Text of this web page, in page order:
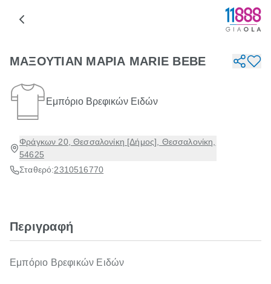
ΜΑΞΟΥΤΙΑΝ ΜΑΡΙΑ MARIE BEBE
Εμπόριο Βρεφικών Ειδών
Φράγκων 20, Θεσσαλονίκη [Δήμος], Θεσσαλονίκη,
54625
Σταθερό:2310516770
Περιγραφή
Εμπόριο Βρεφικών Ειδών